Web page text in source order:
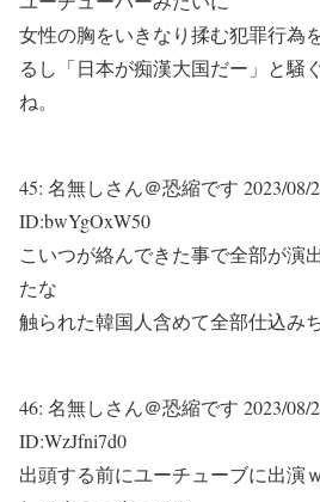
女性の胸をいきなり揉む犯罪行為
るし「日本が痴漢大国だー」と騒
ね。
45: 名無しさん＠恐縮です 2023/08/
ID:bwYgOxW50
こいつが絡んできた事で全部が演
たな
触られた韓国人含めて全部仕込み
46: 名無しさん＠恐縮です 2023/08/
ID:WzJfni7d0
出頭する前にユーチューブに出演